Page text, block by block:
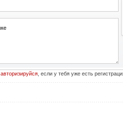
авторизируйся, если у тебя уже есть